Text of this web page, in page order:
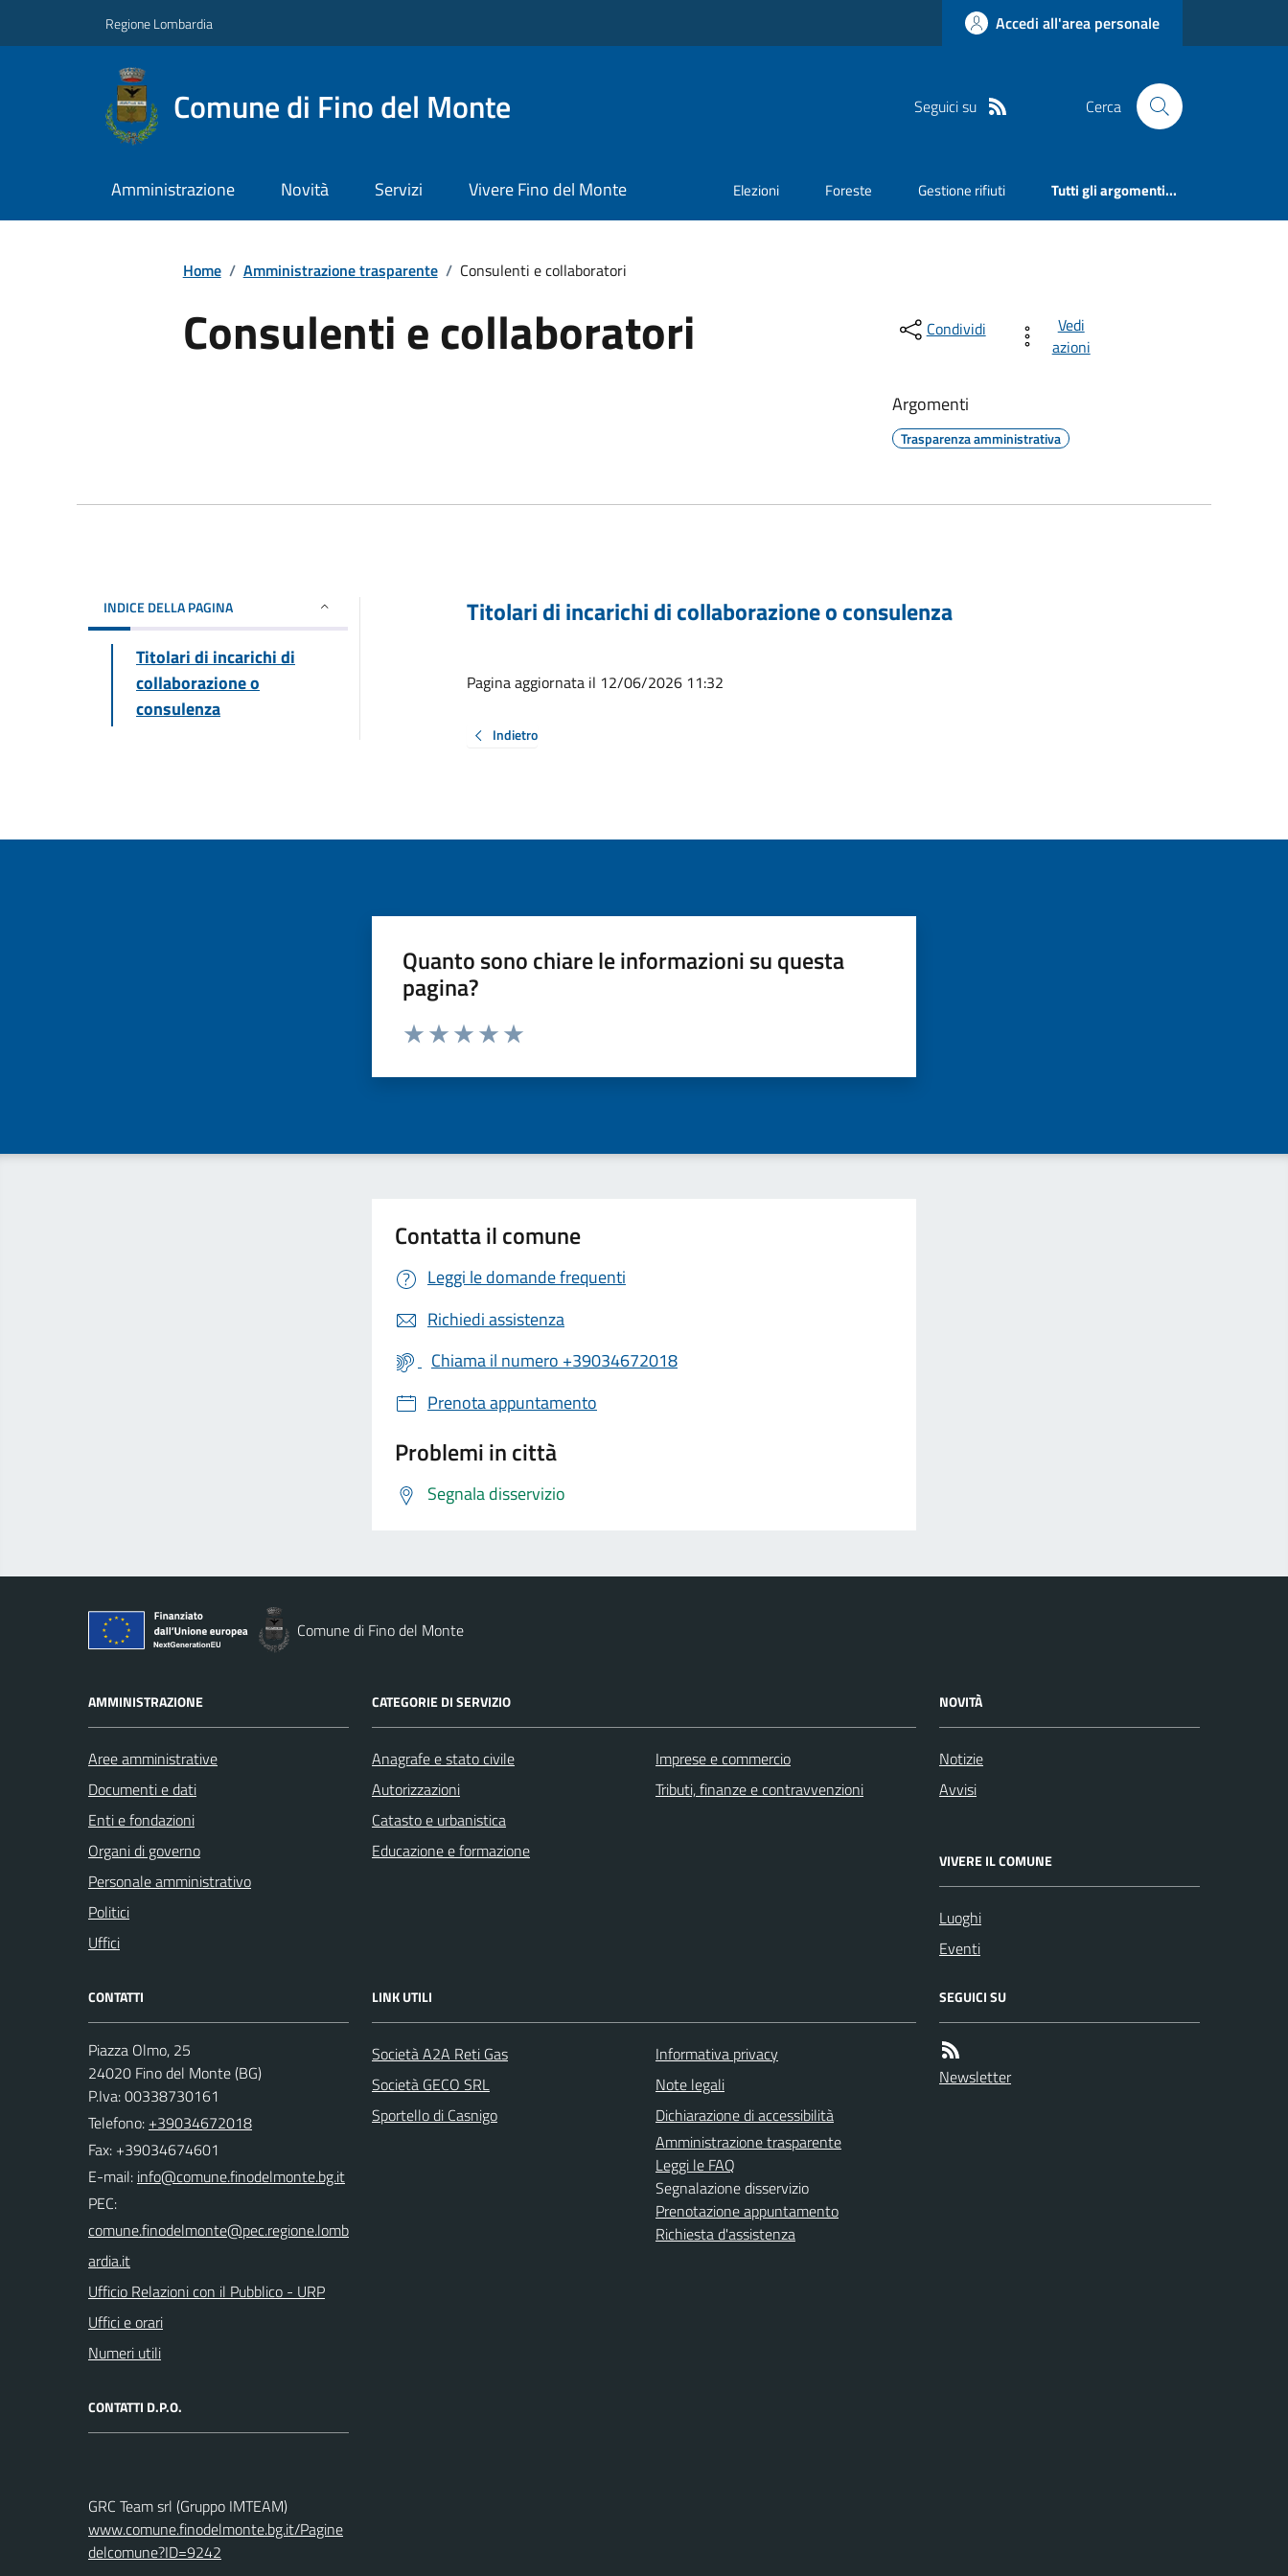
Regione Lombardia Accedi all'area personale
Comune di Fino del Monte Seguici su Cerca
Amministrazione Novità Servizi Vivere Fino del Monte Elezioni Foreste Gestione rifiuti Tutti gli argomenti...
Home / Amministrazione trasparente / Consulenti e collaboratori
Consulenti e collaboratori Condividi
Vedi
azioni
Argomenti
Trasparenza amministrativa
INDICE DELLA PAGINA
Titolari di incarichi di
collaborazione o
consulenza
Titolari di incarichi di collaborazione o consulenza
Pagina aggiornata il 12/06/2026 11:32
Indietro
Quanto sono chiare le informazioni su questa
pagina?
Valuta da 1 a 5 stelle la pagina
Contatta il comune
Leggi le domande frequenti
Richiedi assistenza
Chiama il numero +39034672018
Prenota appuntamento
Problemi in città
Segnala disservizio
Comune di Fino del Monte
AMMINISTRAZIONE
Aree amministrative
Documenti e dati
Enti e fondazioni
Organi di governo
Personale amministrativo
Politici
Uffici
CATEGORIE DI SERVIZIO
Anagrafe e stato civile
Autorizzazioni
Catasto e urbanistica
Educazione e formazione
Imprese e commercio
Tributi, finanze e contravvenzioni
NOVITÀ
Notizie
Avvisi
VIVERE IL COMUNE
Luoghi
Eventi
CONTATTI
Piazza Olmo, 25
24020 Fino del Monte (BG)
P.Iva: 00338730161
Telefono: +39034672018
Fax: +39034674601
E-mail:
PEC:
Ufficio Relazioni con il Pubblico - URP
Uffici e orari
Numeri utili
CONTATTI D.P.O.
GRC Team srl (Gruppo IMTEAM)
www.comune.finodelmonte.bg.it/Pagine
delcomune?ID=9242
LINK UTILI
Società A2A Reti Gas
Società GECO SRL
Sportello di Casnigo
Informativa privacy
Note legali
Dichiarazione di accessibilità
Amministrazione trasparente
Leggi le FAQ
Segnalazione disservizio
Prenotazione appuntamento
Richiesta d'assistenza
SEGUICI SU
Newsletter